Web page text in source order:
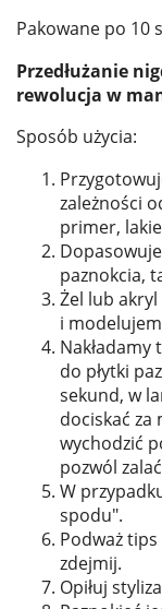
Pakowane po 10
Przedłużanie
rewolucja w
Sposób użycia:
zależności
primer,
paznokcia,
Żel lub
i
Nakładamy
do płytki
sekund, w
dociskać za
wychodzić
pozwól
W
spodu".
Podważ
zdejmij.
Opiłuj